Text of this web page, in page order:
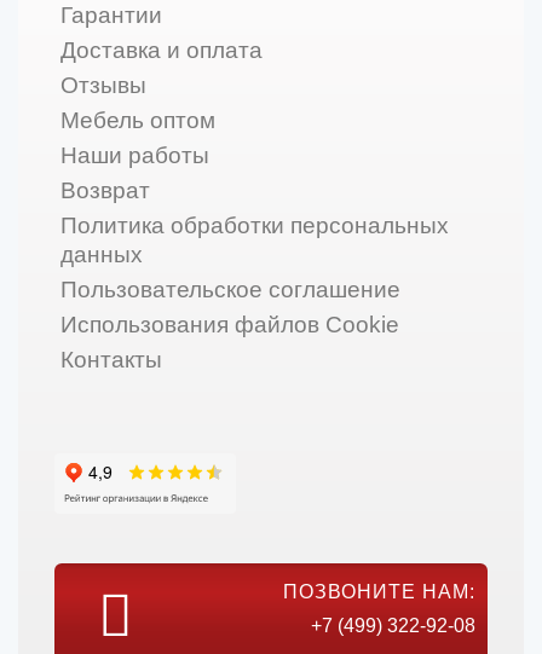
Гарантии
Доставка и оплата
Отзывы
Мебель оптом
Наши работы
Возврат
Политика обработки персональных
данных
Пользовательское соглашение
Использования файлов Cookie
Контакты
ПОЗВОНИТЕ НАМ:
+7 (499) 322-92-08